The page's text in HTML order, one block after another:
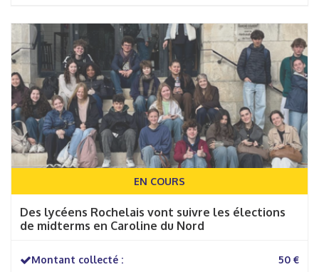
EN COURS
Des lycéens Rochelais vont suivre les élections
de midterms en Caroline du Nord
Montant collecté : 50 €